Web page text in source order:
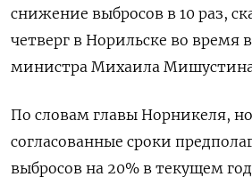
снижение выбросов в 10 раз,
четверг в Норильске во время
министра Михаила
По словам главы Норникеля,
согласованные сроки
выбросов на 20% в текущем